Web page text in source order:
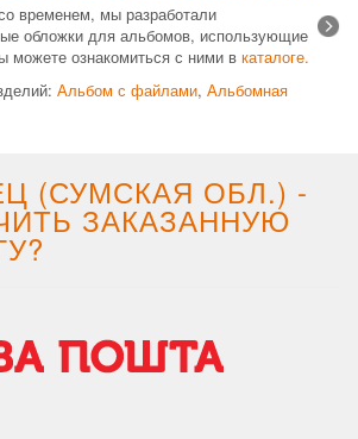
временем, мы разработали
обложки для альбомов, использующие
можете ознакомиться с ними в каталоге.
Альбом с файлами, Альбомная
(СУМСКАЯ ОБЛ.) -
ЗАКАЗАННУЮ